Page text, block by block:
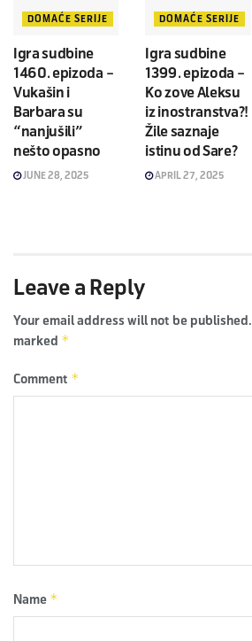
DOMAĆE SERIJE
Igra sudbine
1460. epizoda –
Vukašin i
Barbara su
“nanjušili”
nešto opasno
JUNE 28, 2025
DOMAĆE SERIJE
Igra sudbine
1399. epizoda –
Ko zove Aleksu
iz inostranstva?!
Žile saznaje
istinu od Sare?
APRIL 27, 2025
Leave a Reply
Your email address will not be published.
marked *
Comment *
Name *